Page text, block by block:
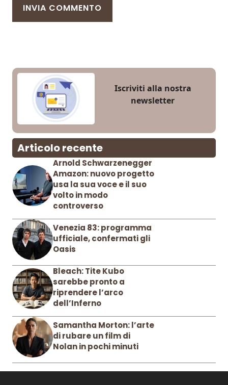
Iscriviti alla nostra
newsletter
Articolo recente
Arnold Schwarzenegger
Amazon: nuovo progetto
usa la sua voce e il suo
volto in modo
controverso
Venezia 83: programma
ufficiale, confermati gli
Oasis
Bleach: Tite Kubo
sarebbe pronto a
riprendere l’arco
dell’Inferno
Samantha Morton: l’arte
di rubare un film di
Nolan in pochi minuti